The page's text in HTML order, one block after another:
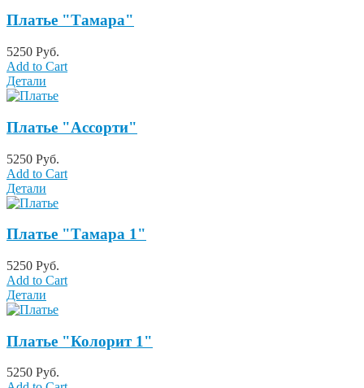
Платье "Тамара"
5250 Руб.
Add to Cart
Детали
Платье "Ассорти"
5250 Руб.
Add to Cart
Детали
Платье "Тамара 1"
5250 Руб.
Add to Cart
Детали
Платье "Колорит 1"
5250 Руб.